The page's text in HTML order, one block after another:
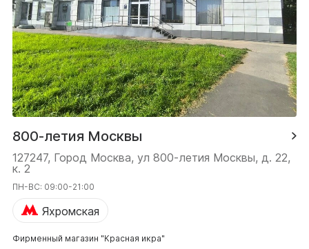
800-летия Москвы
127247, Город Москва, ул 800-летия Москвы, д. 22,
к. 2
ПН-ВС: 09:00-21:00
Яхромская
Фирменный магазин "Красная икра"